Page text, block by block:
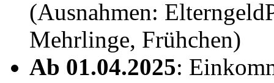
(Ausnahmen:
Mehrlinge, Frühchen)
Ab 01.04.2025: